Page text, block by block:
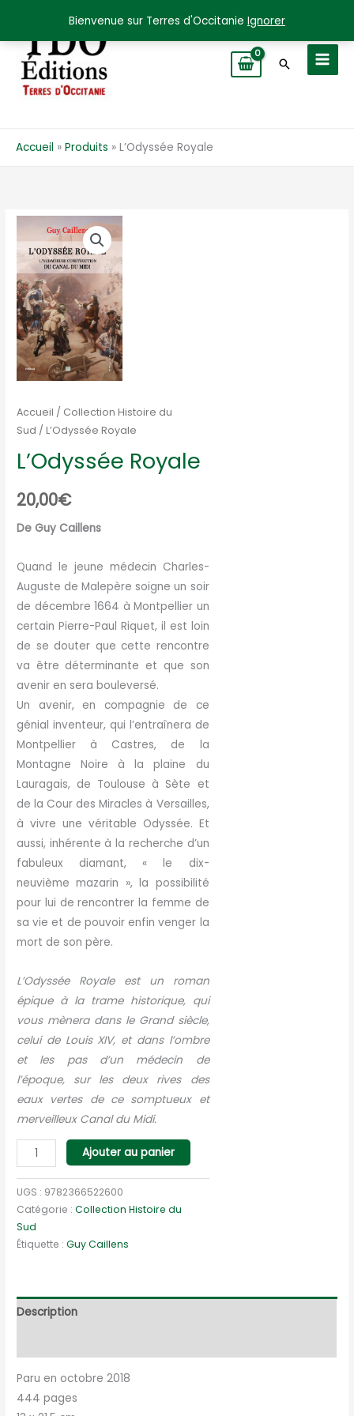
Bienvenue sur Terres d'Occitanie Ignorer
contenu
Accueil Produits L’Odyssée Royale
Accueil / Collection Histoire du
Sud / L’Odyssée Royale
L’Odyssée Royale
20,00€
De Guy Caillens
Quand le jeune médecin Charles-
Auguste de Malepère soigne un soir
de décembre 1664 à Montpellier un
certain Pierre-Paul Riquet, il est loin
de se douter que cette rencontre
va être déterminante et que son
avenir en sera bouleversé.
Un avenir, en compagnie de ce
génial inventeur, qui l’entraînera de
Montpellier à Castres, de la
Montagne Noire à la plaine du
Lauragais, de Toulouse à Sète et
de la Cour des Miracles à Versailles,
à vivre une véritable Odyssée. Et
aussi, inhérente à la recherche d’un
fabuleux diamant, « le dix-
neuvième mazarin », la possibilité
pour lui de rencontrer la femme de
sa vie et de pouvoir enfin venger la
mort de son père.
L’Odyssée Royale est un roman
épique à la trame historique, qui
vous mènera dans le Grand siècle,
celui de Louis XIV, et dans l’ombre
et les pas d’un médecin de
l’époque, sur les deux rives des
eaux vertes de ce somptueux et
merveilleux Canal du Midi.
quantité
de
L'Odyssée
Royale
Ajouter au panier
UGS : 9782366522600
Catégorie :Collection Histoire du
Sud
Étiquette :Guy Caillens
Description
Paru en octobre 2018
444 pages